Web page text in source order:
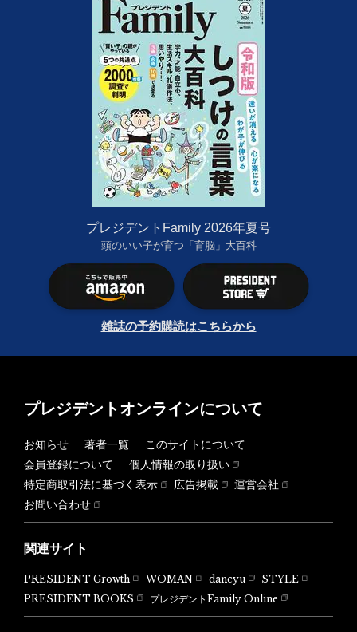
プレジデントFamily 2026年夏号
頭のいい子が育つ「育脳」大百科
雑誌の予約購読はこちらから
プレジデントオンラインについて
お知らせ 著者一覧
このサイトについて
会員登録について
個人情報の取り扱い
特定商取引法に基づく表示
広告掲載
運営会社
お問い合わせ
関連サイト
PRESIDENT Growth WOMAN dancyu
STYLE
PRESIDENT BOOKS
プレジデントFamily Online